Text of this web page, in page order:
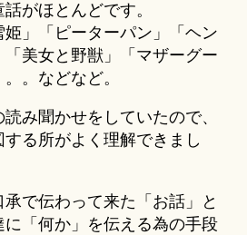
がほとんどです。
姫」「ピーターパン」「ヘン
美女と野獣」「マザーグー
。などなど。
み聞かせをしていたので、
る所がよく理解できまし
で伝わって来た「お話」と
「何か」を伝える為の手段